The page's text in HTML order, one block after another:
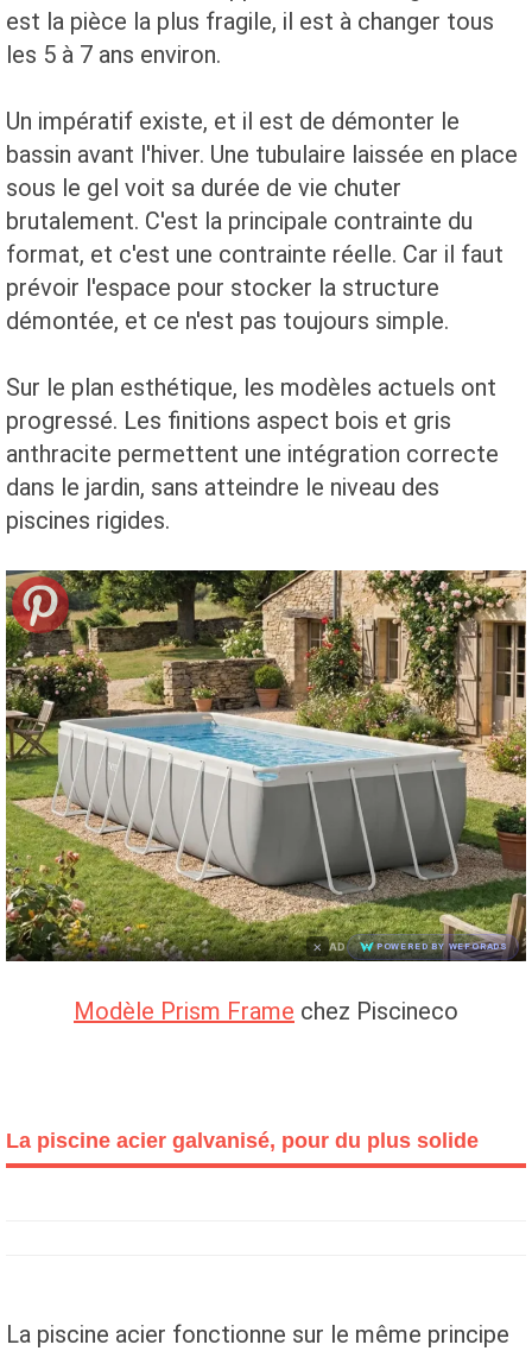
est la pièce la plus fragile, il est à changer tous
les 5 à 7 ans environ.
Un impératif existe, et il est de démonter le
bassin avant l'hiver. Une tubulaire laissée en place
sous le gel voit sa durée de vie chuter
brutalement. C'est la principale contrainte du
format, et c'est une contrainte réelle. Car il faut
prévoir l'espace pour stocker la structure
démontée, et ce n'est pas toujours simple.
Sur le plan esthétique, les modèles actuels ont
progressé. Les finitions aspect bois et gris
anthracite permettent une intégration correcte
dans le jardin, sans atteindre le niveau des
piscines rigides.
× AD POWERED BY WEFORADS
Modèle Prism Frame chez Piscineco
La piscine acier galvanisé, pour du plus solide
La piscine acier fonctionne sur le même principe